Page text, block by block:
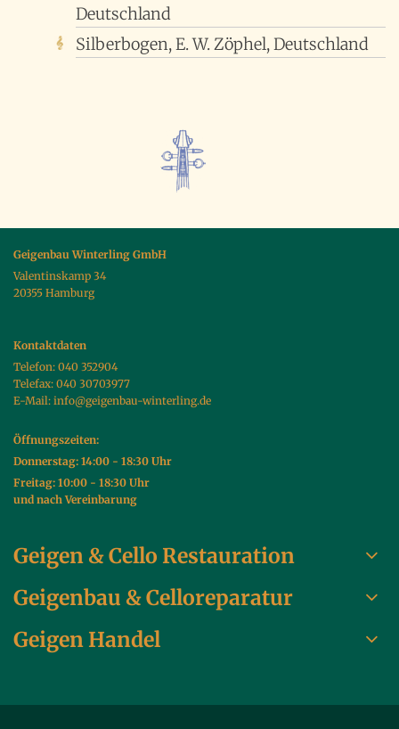
Deutschland
Silberbogen, E. W. Zöphel, Deutschland
Geigenbau Winterling GmbH
Valentinskamp 34
20355 Hamburg
Kontaktdaten
Telefon: 040 352904
Telefax: 040 30703977
E-Mail: info@geigenbau-winterling.de
Öffnungszeiten:
Donnerstag: 14:00 - 18:30 Uhr
Freitag: 10:00 - 18:30 Uhr
und nach Vereinbarung
Geigen & Cello Restauration
Geigenbau & Celloreparatur
Geigen Handel